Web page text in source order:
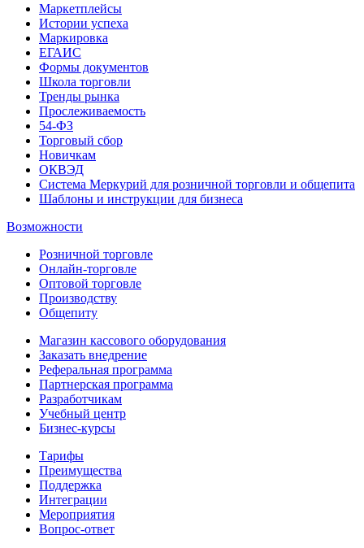
Маркетплейсы
Истории успеха
Маркировка
ЕГАИС
Формы документов
Школа торговли
Тренды рынка
Прослеживаемость
54-ФЗ
Торговый сбор
Новичкам
ОКВЭД
Система Меркурий для розничной торговли и общепита
Шаблоны и инструкции для бизнеса
Возможности
Розничной торговле
Онлайн-торговле
Оптовой торговле
Производству
Общепиту
Магазин кассового оборудования
Заказать внедрение
Реферальная программа
Партнерская программа
Разработчикам
Учебный центр
Бизнес‑курсы
Тарифы
Преимущества
Поддержка
Интеграции
Мероприятия
Вопрос-ответ